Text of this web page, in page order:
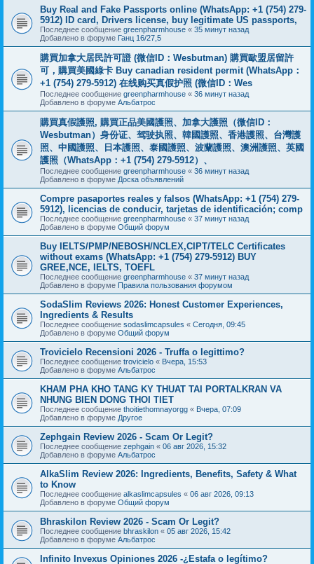
Buy Real and Fake Passports online (WhatsApp: +1 (754) 279-
5912) ID card, Drivers license, buy legitimate US passports,
Последнее сообщение greenpharmhouse « 35 минут назад
Добавлено в форуме Ганц 16/27,5
購買加拿大居民許可證 (微信ID：Wesbutman) 購買歐盟居留許
可，購買美國綠卡 Buy canadian resident permit (WhatsApp：
+1 (754) 279-5912) 在线购买真假护照 (微信ID：Wes
Последнее сообщение greenpharmhouse « 36 минут назад
Добавлено в форуме Альбатрос
購買真假護照, 購買正品美國護照、加拿大護照（微信ID：
Wesbutman）身份证、驾驶执照、韓國護照、香港護照、台灣護
照、中國護照、日本護照、泰國護照、波蘭護照、澳洲護照、英國
護照（WhatsApp：+1 (754) 279-5912）、
Последнее сообщение greenpharmhouse « 36 минут назад
Добавлено в форуме Доска объявлений
Compre pasaportes reales y falsos (WhatsApp: +1 (754) 279-
5912), licencias de conducir, tarjetas de identificación; comp
Последнее сообщение greenpharmhouse « 37 минут назад
Добавлено в форуме Общий форум
Buy IELTS/PMP/NEBOSH/NCLEX,CIPT/TELC Certificates
without exams (WhatsApp: +1 (754) 279-5912) BUY
GREE,NCE, IELTS, TOEFL
Последнее сообщение greenpharmhouse « 37 минут назад
Добавлено в форуме Правила пользования форумом
SodaSlim Reviews 2026: Honest Customer Experiences,
Ingredients & Results
Последнее сообщение sodaslimcapsules « Сегодня, 09:45
Добавлено в форуме Общий форум
Trovicielo Recensioni 2026 - Truffa o legittimo?
Последнее сообщение trovicielo « Вчера, 15:53
Добавлено в форуме Альбатрос
KHAM PHA KHO TANG KY THUAT TAI PORTALKRAN VA
NHUNG BIEN DONG THOI TIET
Последнее сообщение thoitiethomnayorgg « Вчера, 07:09
Добавлено в форуме Другое
Zephgain Review 2026 - Scam Or Legit?
Последнее сообщение zephgain « 06 авг 2026, 15:32
Добавлено в форуме Альбатрос
AlkaSlim Review 2026: Ingredients, Benefits, Safety & What
to Know
Последнее сообщение alkaslimcapsules « 06 авг 2026, 09:13
Добавлено в форуме Общий форум
Bhraskilon Review 2026 - Scam Or Legit?
Последнее сообщение bhraskilon « 05 авг 2026, 15:42
Добавлено в форуме Альбатрос
Infinito Invexus Opiniones 2026 -¿Estafa o legítimo?